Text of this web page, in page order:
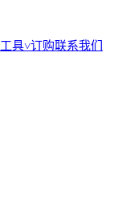
工具˅订购联系我们